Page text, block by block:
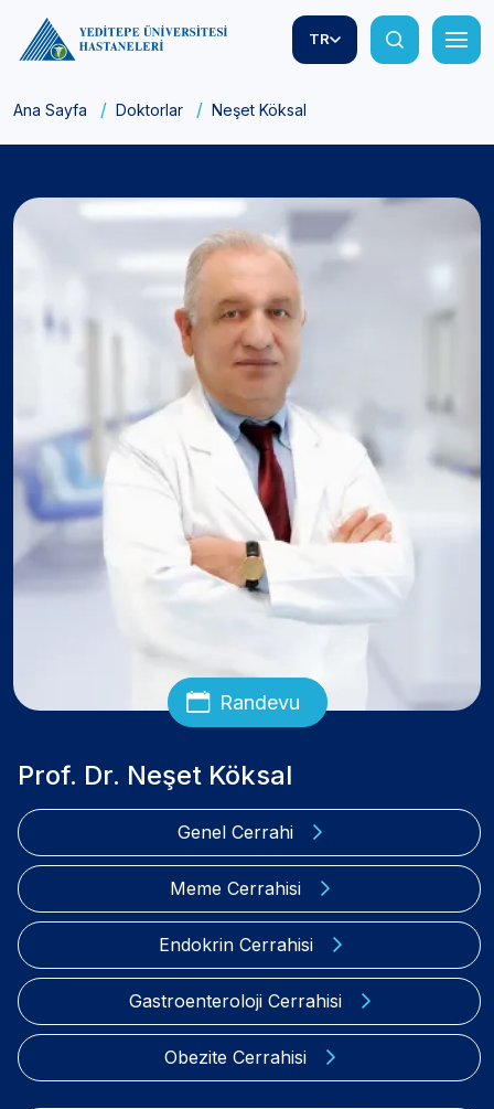
TR
Ana Sayfa Doktorlar Neşet Köksal
Randevu
Prof. Dr. Neşet Köksal
Genel Cerrahi
Meme Cerrahisi
Endokrin Cerrahisi
Gastroenteroloji Cerrahisi
Obezite Cerrahisi